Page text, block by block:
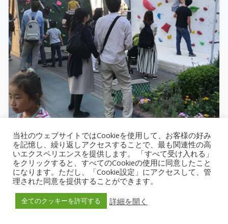
商業施設
ゴールデンウィークイベント
当社のウェブサイトではCookieを使用して、お客様の好み
を記憶し、繰り返しアクセスすることで、最も関連性の高
いエクスペリエンスを提供します。 「すべて受け入れる」
をクリックすると、すべてのCookieの使用に同意したこと
になります。ただし、「Cookie設定」にアクセスして、管
理された同意を提供することができます。
全てのクッキーを許可する 詳細を開く